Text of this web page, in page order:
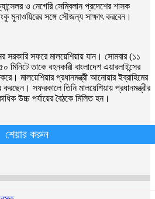
ও নেগেরি সেম্বিলান প্রদেশের শাসক
মুনাওয়িরের সঙ্গে সৌজন্য সাক্ষাৎ করবেন।
সরকারি সফরে মালয়েশিয়ায় যান। সোমবার (১১
তাকে বহনকারী বাংলাদেশ এয়ারলাইন্সের
মালয়েশিয়ার প্রধানমন্ত্রী আনোয়ার ইব্রাহিমের
সফরকালে তিনি মালয়েশিয়ায় প্রধানমন্ত্রীর
উচ্চ পর্যায়ের বৈঠকে মিলিত হন।
শেয়ার করুন